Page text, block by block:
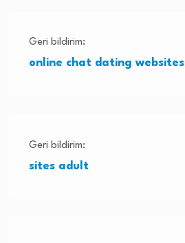
Geri bildirim:
online chat dating websites
Geri bildirim:
sites adult